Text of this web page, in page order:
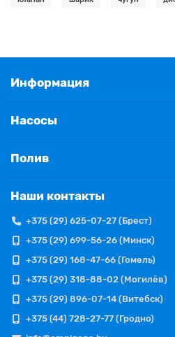
Информация
Насосы
Полив
Наши контакты
+375 (29) 625-07-27 (Брест)
+375 (29) 699-56-26 (Минск)
+375 (29) 168-47-66 (Гомель)
+375 (29) 318-88-02 (Могилёв)
+375 (29) 896-07-14 (Витебск)
+375 (44) 728-27-77 (Гродно)